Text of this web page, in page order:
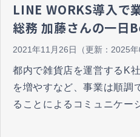
LINE WORKS導入で
総務 加藤さんの一
2021年11月26日 （更新： 2025
都内で雑貨店を運営するK
を増やすなど、事業は順調
ることによるコミュニケー
ていました。それを解決し